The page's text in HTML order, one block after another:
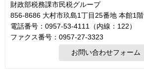
財政部税務課市民税グループ
856-8686 大村市玖島1丁目25番地 本館1階
電話番号：0957-53-4111（内線：122）
ファクス番号：0957-27-3323